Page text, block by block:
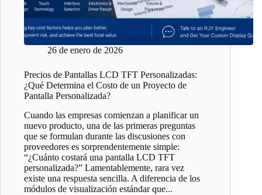
26 de enero de 2026
Precios de Pantallas LCD TFT Personalizadas:
¿Qué Determina el Costo de un Proyecto de
Pantalla Personalizada?
Cuando las empresas comienzan a planificar un
nuevo producto, una de las primeras preguntas
que se formulan durante las discusiones con
proveedores es sorprendentemente simple:
“¿Cuánto costará una pantalla LCD TFT
personalizada?” Lamentablemente, rara vez
existe una respuesta sencilla. A diferencia de los
módulos de visualización estándar que...